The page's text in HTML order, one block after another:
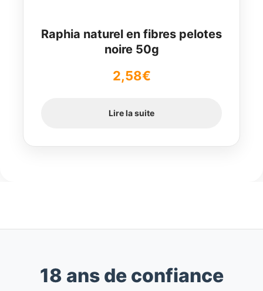
Raphia naturel en fibres pelotes
noire 50g
2,58€
Lire la suite
18 ans de confiance